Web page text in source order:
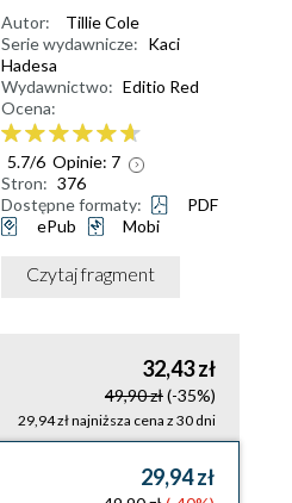
Autor:
Tillie Cole
Serie wydawnicze: Kaci
Hadesa
Wydawnictwo: Editio Red
Ocena:
5.7/6 Opinie: 7
Stron: 376
Dostępne formaty:
PDF
ePub
Mobi
Czytaj fragment
32,43 zł
49,90 zł(-35%)
29,94 zł najniższa cena z 30 dni
29,94 zł